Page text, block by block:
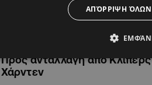
Προς ανταλλαγή από
Χάρντεν
ΑΠΌΡΡΙΨΗ ΌΛΩΝ